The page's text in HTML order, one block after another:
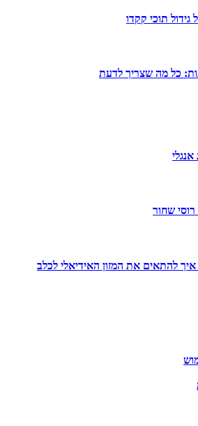
תוכי קקדו
כל מה שצריך לדעת
שחור
להתאים את המזון האידיאלי לכלב